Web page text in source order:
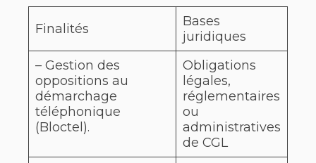
Finalités
Bases
juridiques
– Gestion des
oppositions au
démarchage
téléphonique
(Bloctel).
Obligations
légales,
réglementaires
ou
administratives
de CGL